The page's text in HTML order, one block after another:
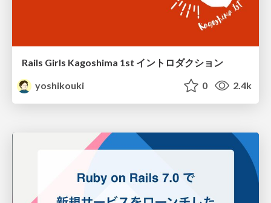
Rails Girls Kagoshima 1st イントロダクション
yoshikouki
0 2.4k